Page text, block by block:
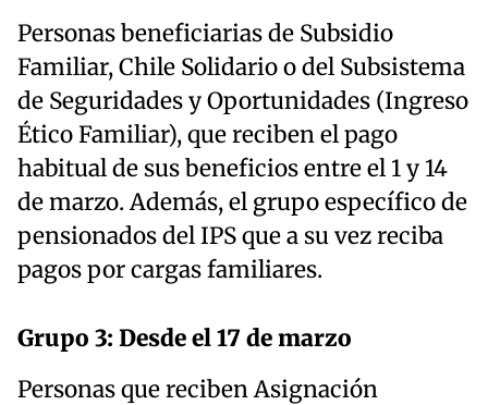
Personas beneficiarias de Subsidio
Familiar, Chile Solidario o del Subsistema
de Seguridades y Oportunidades (Ingreso
Ético Familiar), que reciben el pago
habitual de sus beneficios entre el 1 y 14
de marzo. Además, el grupo específico de
pensionados del IPS que a su vez reciba
pagos por cargas familiares.
Grupo 3: Desde el 17 de marzo
Personas que reciben Asignación